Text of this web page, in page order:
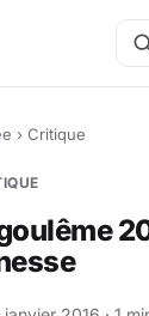
› Critique